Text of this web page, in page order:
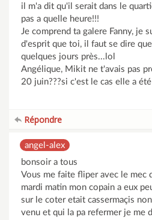
il m'a dit qu'il serait dans le
pas a quelle heure!!!
Je comprend ta galere Fanny, je
d'esprit que toi, il faut se dire
quelques jours près...lol
Angélique, Mikit ne t'avais pas
20 juin???si c'est le cas elle a
Répondre
angel-alex
bonsoir a tous
Vous me faite fliper avec le mec
mardi matin mon copain a eux
sur le coter etait cassermaçis
venu et qui la pa refermer je me